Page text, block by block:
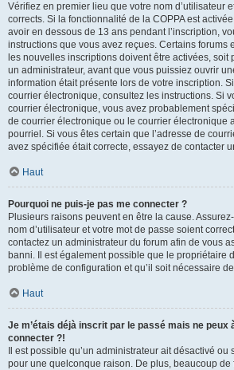
Vérifiez en premier lieu que votre nom d’utilisateur
corrects. Si la fonctionnalité de la COPPA est
avoir en dessous de 13 ans pendant l’inscription,
instructions que vous avez reçues. Certains forums
les nouvelles inscriptions doivent être activées, soit
un administrateur, avant que vous puissiez ouvrir
information était présente lors de votre inscription.
courrier électronique, consultez les instructions. Si
courrier électronique, vous avez probablement
de courrier électronique ou le courrier électronique
pourriel. Si vous êtes certain que l’adresse de
avez spécifiée était correcte, essayez de contacter
Haut
Pourquoi ne puis-je pas me connecter ?
Plusieurs raisons peuvent en être la cause.
nom d’utilisateur et votre mot de passe soient
contactez un administrateur du forum afin de vous
banni. Il est également possible que le propriétaire
problème de configuration et qu’il soit nécessaire
Haut
Je m’étais déjà inscrit par le passé mais ne peux
connecter ?!
Il est possible qu’un administrateur ait désactivé
pour une quelconque raison. De plus, beaucoup de